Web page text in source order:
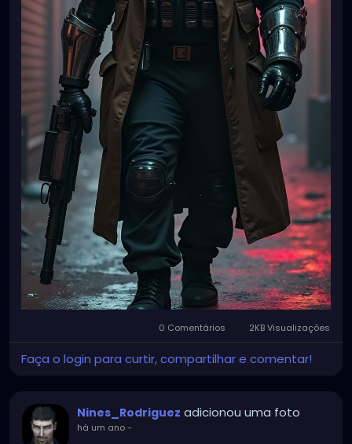
0 Comentários 2KB Visualizações
Faça o login para curtir, compartilhar e comentar!
Nines_Rodriguez adicionou uma foto
há um ano-